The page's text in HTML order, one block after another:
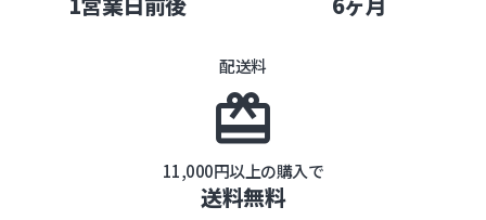
配送料
card_giftcard
11,000円以上の購入で
送料無料